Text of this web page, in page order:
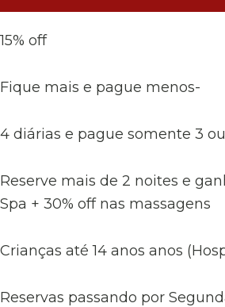
15% off
Fique mais e pague menos-
4 diárias e pague somente 3
Reserve mais de 2 noites e
Spa + 30% off nas massagens
Crianças até 14 anos anos
Reservas passando por